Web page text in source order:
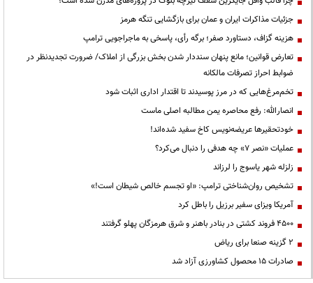
جزئیات مذاکرات ایران و عمان برای بازگشایی تنگه هرمز
هزینه گزاف، دستاورد صفر؛ برگه رأی، پاسخی به ماجراجویی ترامپ
تعارض قوانین؛ مانع پنهان سنددار شدن بخش بزرگی از املاک/ ضرورت تجدیدنظر در
ضوابط احراز تصرفات مالکانه
تخم‌مرغ‌هایی که در مرز پوسیدند تا اقتدار اداری اثبات شود
انصارالله: رفع محاصره یمن مطالبه اصلی ماست
خودتحقیرها عریضه‌نویس کاخ سفید شده‌اند!
عملیات «نصر ۷» چه هدفی را دنبال می‌کرد؟
زلزله شهر یاسوج را لرزاند
تشخیص روان‌شناختی ترامپ: «او تجسم خالص شیطان است!»
آمریکا ویزای سفیر برزیل را باطل کرد
۴۵۰۰ فروند کشتی در بنادر باهنر و شرق هرمزگان پهلو گرفتند
۲ گزینه صنعا برای ریاض
صادرات ۱۵ محصول کشاورزی آزاد شد